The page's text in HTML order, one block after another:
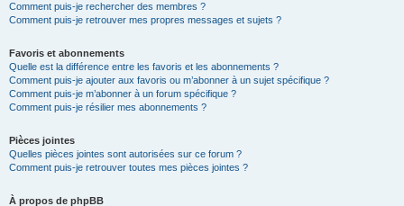
Comment puis-je rechercher des membres ?
Comment puis-je retrouver mes propres messages et sujets ?
Favoris et abonnements
Quelle est la différence entre les favoris et les abonnements ?
Comment puis-je ajouter aux favoris ou m’abonner à un sujet spécifique ?
Comment puis-je m’abonner à un forum spécifique ?
Comment puis-je résilier mes abonnements ?
Pièces jointes
Quelles pièces jointes sont autorisées sur ce forum ?
Comment puis-je retrouver toutes mes pièces jointes ?
À propos de phpBB